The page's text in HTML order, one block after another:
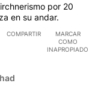
por 20
en su andar.
COMPARTIR
MARCAR
COMO
INAPROPIADO